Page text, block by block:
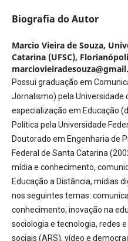
Biografia do Autor
Marcio Vieira de Souza,
Catarina (UFSC),
Possui graduação em
Jornalismo) pela Universidade
especialização em Educação
Política pela Universidade
Doutorado em Engenharia de
Federal de Santa Catarina
mídia e conhecimento,
Educação a Distância, mídias
nos seguintes temas:
conhecimento, inovação na
sociologia e tecnologia, redes
sociais (ARS), vídeo e